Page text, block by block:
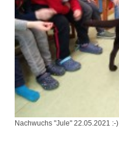
Nachwuchs "Jule" 22.05.2021 :-)